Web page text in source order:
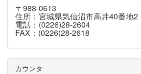
〒988-0613
住所：宮城県気仙沼市高井40番地2
電話：(0226)28-2604
FAX：(0226)28-2618
カウンタ